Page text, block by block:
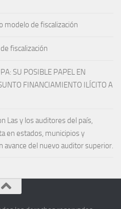
modelo de fiscalización
fiscalización
SU POSIBLE PAPEL EN
FINANCIAMIENTO ILÍCITO A
Las y los auditores del país,
en estados, municipios y
avance del nuevo auditor superior.